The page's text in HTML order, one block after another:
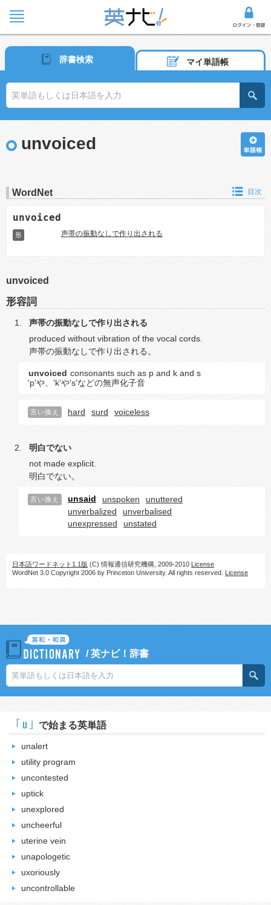
辞書検索 マイ単語帳
unvoiced
WordNet 目次
unvoiced
形 声帯の振動なしで作り出される
unvoiced
形容詞
声帯の振動なしで作り出される
produced without vibration of the vocal cords.
声帯の振動なしで作り出される。
unvoiced consonants such as p and k and s
'p'や、'k'や's'などの無声化子音
言い換え hard surd voiceless
明白でない
not made explicit.
明白でない。
言い換え unsaid unspoken
unuttered
unverbalized
unverbalised
unexpressed
unstated
日本語ワードネット1.1版 (C) 情報通信研究機構, 2009-2010 License
WordNet 3.0 Copyright 2006 by Princeton University. All rights reserved. License
/英ナビ！辞書
｢u｣ で始まる英単語
unalert
utility program
uncontested
uptick
unexplored
uncheerful
uterine vein
unapologetic
uxoriously
uncontrollable